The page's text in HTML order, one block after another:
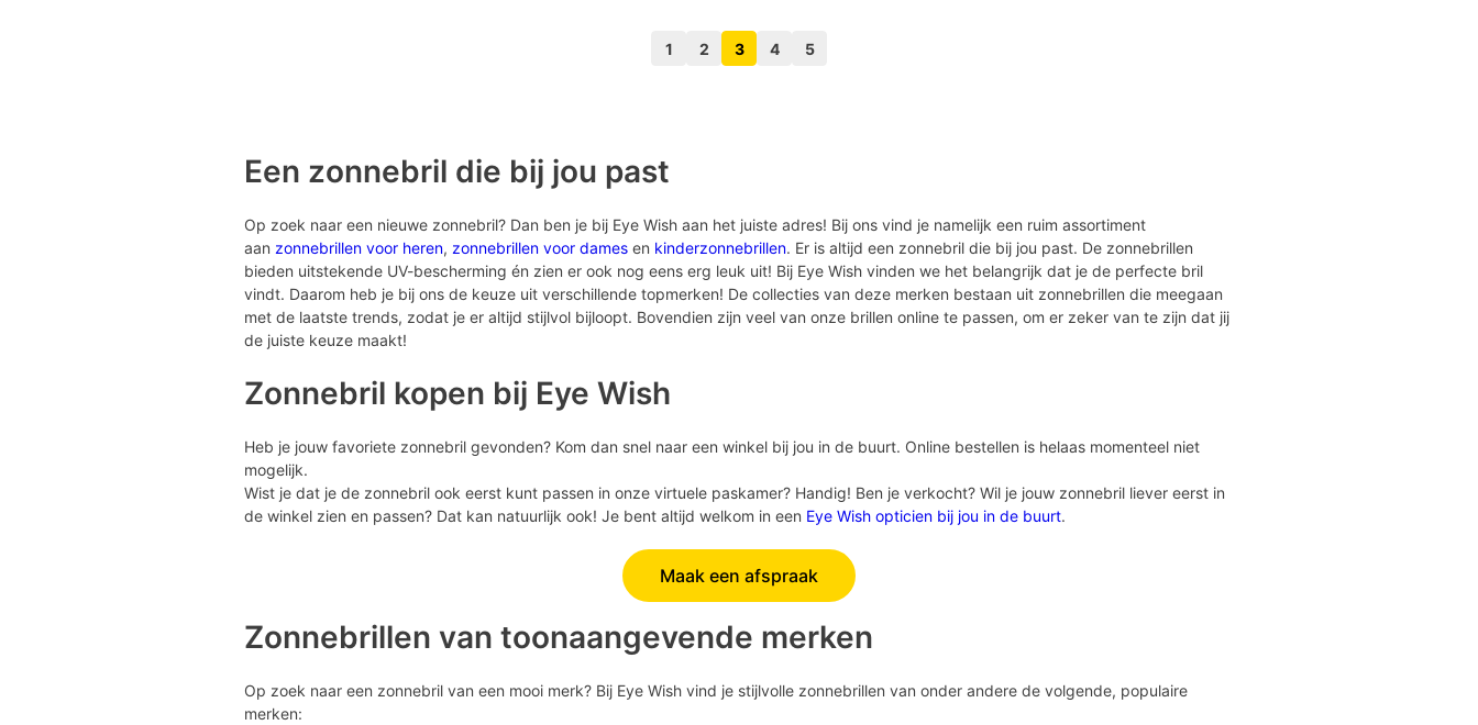
Vorige pagina knop
1 2 3 4 5
Een zonnebril die bij jou past
Op zoek naar een nieuwe zonnebril? Dan ben je bij Eye Wish aan het juiste adres! Bij ons vind je namelijk een ruim assortiment
aan zonnebrillen voor heren, zonnebrillen voor dames en kinderzonnebrillen. Er is altijd een zonnebril die bij jou past. De zonnebrillen
bieden uitstekende UV-bescherming én zien er ook nog eens erg leuk uit! Bij Eye Wish vinden we het belangrijk dat je de perfecte bril
vindt. Daarom heb je bij ons de keuze uit verschillende topmerken! De collecties van deze merken bestaan uit zonnebrillen die meegaan
met de laatste trends, zodat je er altijd stijlvol bijloopt. Bovendien zijn veel van onze brillen online te passen, om er zeker van te zijn dat jij
de juiste keuze maakt!
Zonnebril kopen bij Eye Wish
Heb je jouw favoriete zonnebril gevonden? Kom dan snel naar een winkel bij jou in de buurt. Online bestellen is helaas momenteel niet
mogelijk.
Wist je dat je de zonnebril ook eerst kunt passen in onze virtuele paskamer? Handig! Ben je verkocht? Wil je jouw zonnebril liever eerst in
de winkel zien en passen? Dat kan natuurlijk ook! Je bent altijd welkom in een Eye Wish opticien bij jou in de buurt.
Maak een afspraak
Zonnebrillen van toonaangevende merken
Op zoek naar een zonnebril van een mooi merk? Bij Eye Wish vind je stijlvolle zonnebrillen van onder andere de volgende, populaire
merken: